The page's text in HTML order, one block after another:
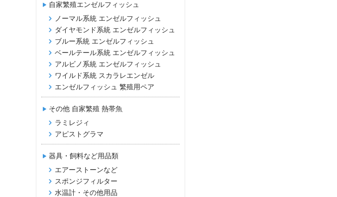
自家繁殖エンゼルフィッシュ
ノーマル系統 エンゼルフィッシュ
ダイヤモンド系統 エンゼルフィッシュ
ブルー系統 エンゼルフィッシュ
ベールテール系統 エンゼルフィッシュ
アルビノ系統 エンゼルフィッシュ
ワイルド系統 スカラレエンゼル
エンゼルフィッシュ 繁殖用ペア
その他 自家繁殖 熱帯魚
ラミレジィ
アピストグラマ
器具・飼料など用品類
エアーストーンなど
スポンジフィルター
水温計・その他用品